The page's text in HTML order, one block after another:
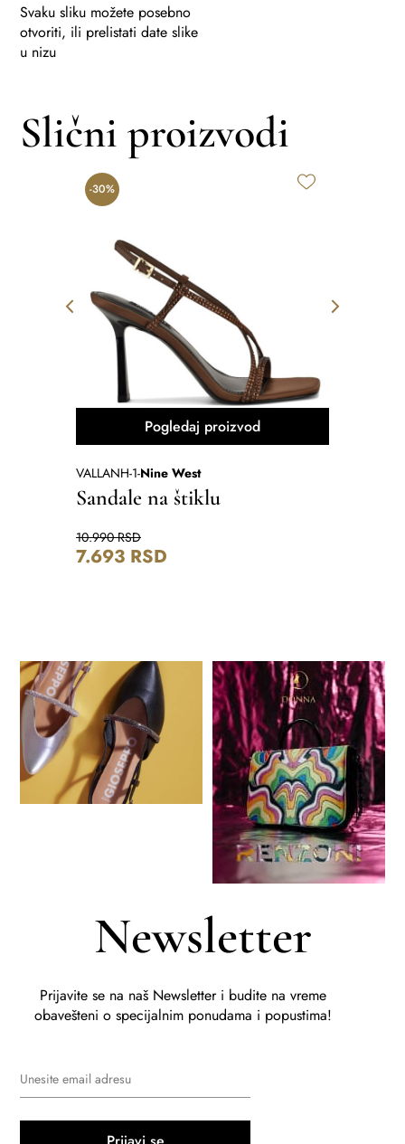
Svaku sliku možete posebno
otvoriti, ili prelistati date slike
u nizu
Slični proizvodi
-30%
Pogledaj proizvod
VALLANH-1-Nine West
Sandale na štiklu
10.990RSD
7.693 RSD
Newsletter
Prijavite se na naš Newsletter i budite na vreme
obavešteni o specijalnim ponudama i popustima!